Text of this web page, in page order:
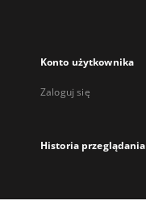
Konto użytkownika
Zaloguj się
Historia przeglądania